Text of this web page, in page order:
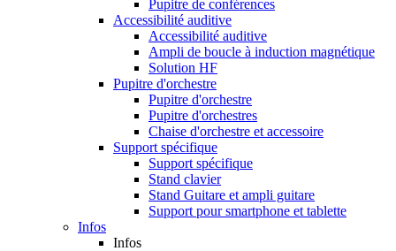
Pupitre de conférences
Accessibilité auditive
Accessibilité auditive
Ampli de boucle à induction magnétique
Solution HF
Pupitre d'orchestre
Pupitre d'orchestre
Pupitre d'orchestres
Chaise d'orchestre et accessoire
Support spécifique
Support spécifique
Stand clavier
Stand Guitare et ampli guitare
Support pour smartphone et tablette
Infos
Infos